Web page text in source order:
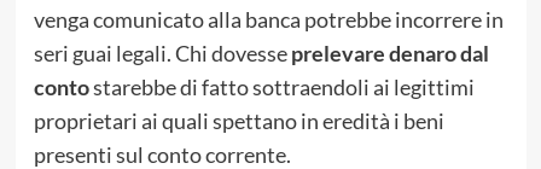
venga comunicato alla banca potrebbe incorrere in
seri guai legali. Chi dovesseprelevare denaro dal
contostarebbe di fatto sottraendoli ai legittimi
proprietari ai quali spettano in eredità i beni
presenti sul conto corrente.